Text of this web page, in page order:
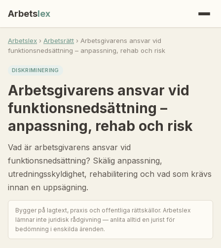
Arbetslex
Arbetslex › Arbetsrätt › Arbetsgivarens ansvar vid
funktionsnedsättning – anpassning, rehab och risk
DISKRIMINERING
Arbetsgivarens ansvar vid
funktionsnedsättning –
anpassning, rehab och risk
Vad är arbetsgivarens ansvar vid
funktionsnedsättning? Skälig anpassning,
utredningsskyldighet, rehabilitering och vad som krävs
innan en uppsägning.
Bygger på lagtext, praxis och offentliga rättskällor. Arbetslex
lämnar inte juridisk rådgivning — anlita alltid en jurist för
bedömning i enskilda ärenden.